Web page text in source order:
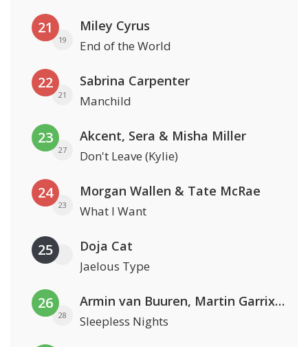
21
19
Miley Cyrus
End of the World
22
21
Sabrina Carpenter
Manchild
23
27
Akcent, Sera & Misha Miller
Don't Leave (Kylie)
24
23
Morgan Wallen & Tate McRae
What I Want
25 Doja Cat
Jaelous Type
26
28
Armin van Buuren, Martin Garrix & Libby Whitehouse
Sleepless Nights